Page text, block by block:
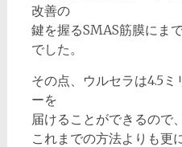
改善の
鍵を握るSMAS筋膜にま
でした。
その点、ウルセラは4.5
ーを
届けることができるので
これまでの方法よりも更